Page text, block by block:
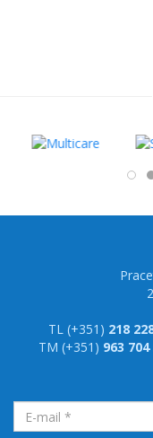
TL (+351) 218
TM (+351) 963 704